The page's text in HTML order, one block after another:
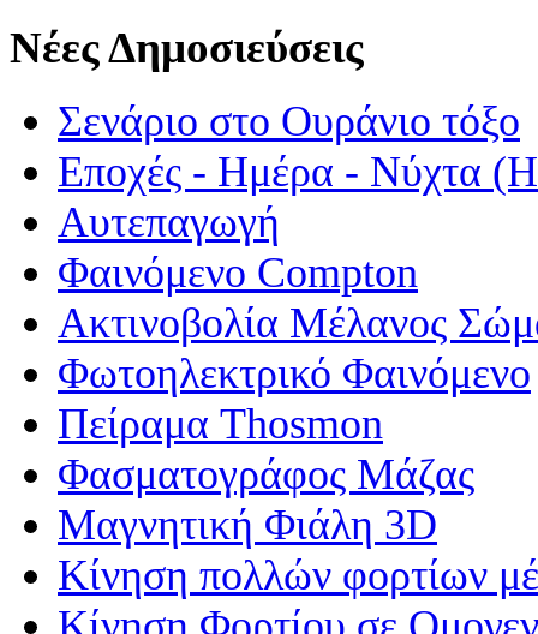
Νέες Δημοσιεύσεις
Σενάριο στο Ουράνιο τόξο
Εποχές - Ημέρα - Νύχτα
Αυτεπαγωγή
Φαινόμενο Compton
Ακτινοβολία Μέλανος
Φωτοηλεκτρικό Φαινόμενο
Πείραμα Thosmon
Φασματογράφος Μάζας
Μαγνητική Φιάλη 3D
Κίνηση πολλών φορτίων